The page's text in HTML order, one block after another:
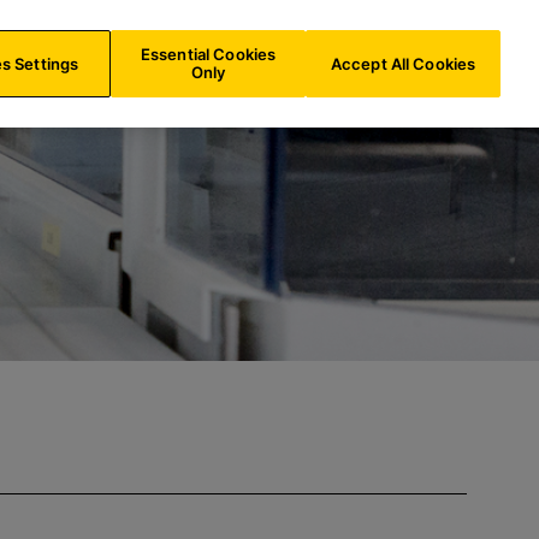
CH/FR
Settings
Essential Cookies
Only
Accept All Cookies